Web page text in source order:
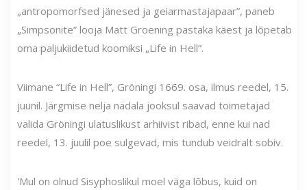
„antropomorfsed jänesed ja geiarmastajapaar”, paneb
„Simpsonite” looja Matt Groening pastaka käest ja lõpetab
oma paljukiidetud koomiksi „Life in Hell”.
Viimane “Life in Hell”, Gröningi 1669. osa, ilmus reedel, 15.
juunil. Järgmise nelja nädala jooksul saavad toimetajad
valida Gröningi ulatuslikust arhiivist ribad, enne kui nad
reedel, 13. juulil poe sulgevad, mis tundub veidralt sobiv.
'Mul on olnud Sisyphoslikul moel väga lõbus, kuid on